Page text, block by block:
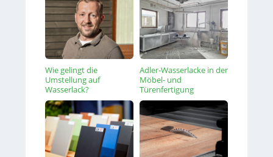
Wie gelingt die
Umstellung auf
Wasserlack?
Adler-Wasserlacke in der
Möbel- und
Türenfertigung